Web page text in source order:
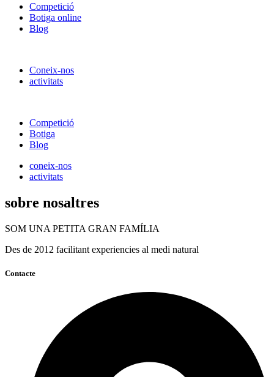
Competició
Botiga online
Blog
Coneix-nos
activitats
Competició
Botiga
Blog
coneix-nos
activitats
sobre nosaltres
SOM UNA PETITA GRAN FAMÍLIA
Des de 2012 facilitant experiencies al medi natural
Contacte